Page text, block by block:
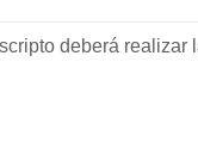
deberá realizar